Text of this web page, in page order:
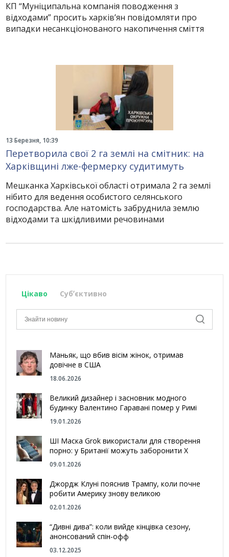
КП “Муніципальна компанія поводження з
відходами” просить харків’ян повідомляти про
випадки несанкціонованого накопичення сміття
13 Березня, 10:39
Перетворила свої 2 га землі на смітник: на
Харківщині лже-фермерку судитимуть
Мешканка Харківської області отримала 2 га землі
нібито для ведення особистого селянського
господарства. Але натомість забруднила землю
відходами та шкідливими речовинами
Цікаво Субʼєктивно
Маньяк, що вбив вісім жінок, отримав
довічне в США
18.06.2026
Великий дизайнер і засновник модного
будинку Валентино Гаравані помер у Римі
19.01.2026
ШІ Маска Grok використали для створення
порно: у Британії можуть заборонити Х
09.01.2026
Джордж Клуні пояснив Трампу, коли почне
робити Америку знову великою
02.01.2026
“Дивні дива”: коли вийде кінцівка сезону,
анонсований спін-офф
03.12.2025